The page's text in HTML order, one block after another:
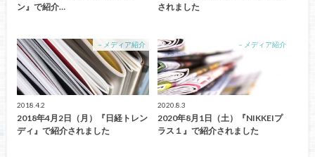
ン』で紹介…
されました
－メディア紹介
2018.4.2
2018年4月2日（月）『日経トレン
ディ』で紹介されました
－メディア紹介
2020.8.3
2020年8月1日（土）『NIKKEIプ
ラス１』で紹介されました